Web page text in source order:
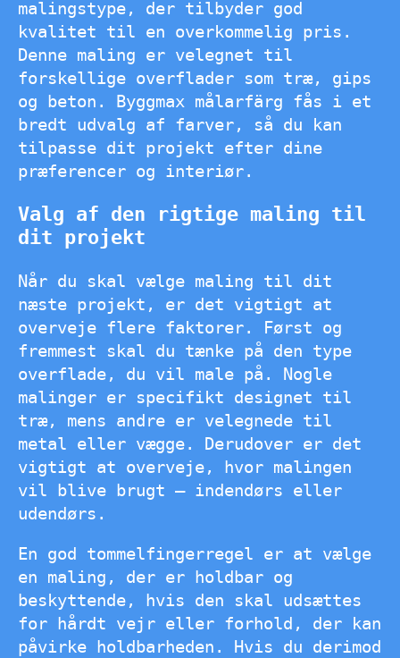
malingstype, der tilbyder god
kvalitet til en overkommelig pris.
Denne maling er velegnet til
forskellige overflader som træ, gips
og beton. Byggmax målarfärg fås i et
bredt udvalg af farver, så du kan
tilpasse dit projekt efter dine
præferencer og interiør.
Valg af den rigtige maling til
dit projekt
Når du skal vælge maling til dit
næste projekt, er det vigtigt at
overveje flere faktorer. Først og
fremmest skal du tænke på den type
overflade, du vil male på. Nogle
malinger er specifikt designet til
træ, mens andre er velegnede til
metal eller vægge. Derudover er det
vigtigt at overveje, hvor malingen
vil blive brugt – indendørs eller
udendørs.
En god tommelfingerregel er at vælge
en maling, der er holdbar og
beskyttende, hvis den skal udsættes
for hårdt vejr eller forhold, der kan
påvirke holdbarheden. Hvis du derimod